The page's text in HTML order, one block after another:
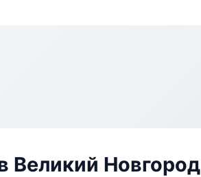
Великий Новгород